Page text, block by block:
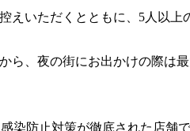
えいただくとともに、5人以上
ら、夜の街にお出かけの際は
染防止対策が徹底された店舗